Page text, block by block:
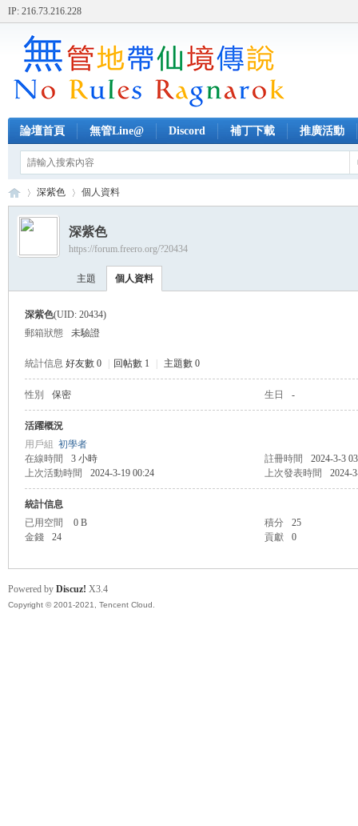
IP: 216.73.216.228
論壇首頁 無管Line@ Discord 補丁下載 推廣活動
›
深紫色 個人資料
深紫色
https://forum.freero.org/?20434
主題 個人資料
深紫色(UID: 20434)
郵箱狀態
未驗證
統計信息 好友數 0 回帖數 1 主題數 0
性別 保密 生日 -
活躍概況
用戶組 初學者
在線時間
3 小時 註冊時間
2024-3-3
上次活動時間
2024-3-19 00:24 上次發表時間 2024-
統計信息
已用空間
0 B 積分
25
金錢
24 貢獻 0
Powered by Discuz! X3.4
Copyright © 2001-2021, Tencent Cloud.